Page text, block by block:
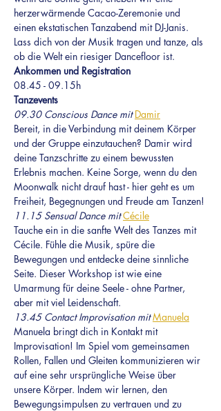
herzerwärmende Cacao-Zeremonie und
einen ekstatischen Tanzabend mit DJ-Janis.
Lass dich von der Musik tragen und tanze, als
ob die Welt ein riesiger Dancefloor ist.
Ankommen und Registration
08.45 - 09.15h
Tanzevents
09.30 Conscious Dance mit Damir
Bereit, in die Verbindung mit deinem Körper
und der Gruppe einzutauchen? Damir wird
deine Tanzschritte zu einem bewussten
Erlebnis machen. Keine Sorge, wenn du den
Moonwalk nicht drauf hast - hier geht es um
Freiheit, Begegnungen und Freude am Tanzen!
11.15 Sensual Dance mit Cécile
Tauche ein in die sanfte Welt des Tanzes mit
Cécile. Fühle die Musik, spüre die
Bewegungen und entdecke deine sinnliche
Seite. Dieser Workshop ist wie eine
Umarmung für deine Seele - ohne Partner,
aber mit viel Leidenschaft.
13.45 Contact Improvisation mit Manuela
Manuela bringt dich in Kontakt mit
Improvisation! Im Spiel vom gemeinsamen
Rollen, Fallen und Gleiten kommunizieren wir
auf eine sehr ursprüngliche Weise über
unsere Körper. Indem wir lernen, den
Bewegungsimpulsen zu vertrauen und zu